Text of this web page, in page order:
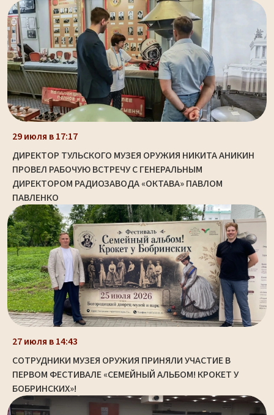
29 июля в 17:17
ДИРЕКТОР ТУЛЬСКОГО МУЗЕЯ ОРУЖИЯ НИКИТА АНИКИН
ПРОВЕЛ РАБОЧУЮ ВСТРЕЧУ С ГЕНЕРАЛЬНЫМ
ДИРЕКТОРОМ РАДИОЗАВОДА «ОКТАВА» ПАВЛОМ
ПАВЛЕНКО
27 июля в 14:43
СОТРУДНИКИ МУЗЕЯ ОРУЖИЯ ПРИНЯЛИ УЧАСТИЕ В
ПЕРВОМ ФЕСТИВАЛЕ «СЕМЕЙНЫЙ АЛЬБОМ! КРОКЕТ У
БОБРИНСКИХ»!